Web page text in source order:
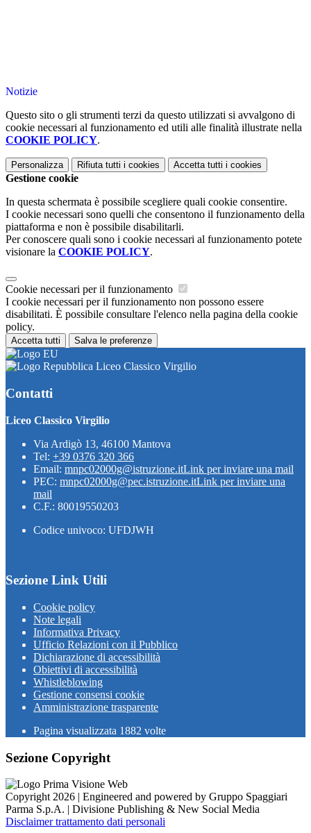
Notizie
Questo sito o gli strumenti terzi da questo utilizzati si avvalgono di
cookie necessari al funzionamento ed utili alle finalità illustrate nella
COOKIE POLICY.
Personalizza Rifiuta tutti i cookies Accetta tutti i cookies
Gestione cookie
In questa schermata è possibile scegliere quali cookie consentire.
I cookie necessari sono quelli che consentono il funzionamento della
piattaforma e non è possibile disabilitarli.
Per conoscere quali sono i cookie necessari al funzionamento potete
visionare la COOKIE POLICY.
Cookie necessari per il funzionamento
I cookie necessari per il funzionamento non possono essere
disabilitati. È possibile consultare l'elenco nella pagina della cookie
policy.
Accetta tutti Salva le preferenze
Liceo Classico Virgilio
Contatti
Liceo Classico Virgilio
Via Ardigò 13, 46100 Mantova
Tel: +39 0376 320 366
Email: mnpc02000g@istruzione.itLink per inviare una mail
PEC: mnpc02000g@pec.istruzione.itLink per inviare una
mail
C.F.: 80019550203
Codice univoco: UFDJWH
Sezione Link Utili
Cookie policy
Note legali
Informativa Privacy
Ufficio Relazioni con il Pubblico
Dichiarazione di accessibilità
Obiettivi di accessibilità
Whistleblowing
Gestione consensi cookie
Amministrazione trasparente
Pagina visualizzata 1882 volte
Sezione Copyright
Copyright 2026 | Engineered and powered by Gruppo Spaggiari
Parma S.p.A. | Divisione Publishing & New Social Media
Disclaimer trattamento dati personali